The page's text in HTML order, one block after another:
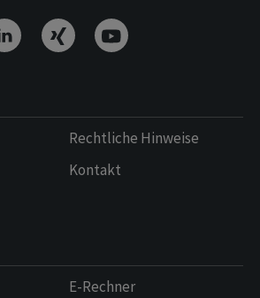
Rechtliche Hinweise
Kontakt
E-Rechner